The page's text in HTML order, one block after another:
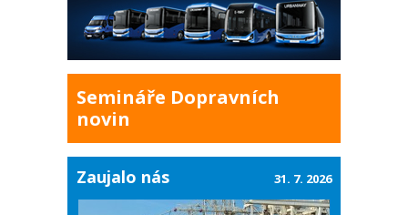
Semináře Dopravních
novin
Zaujalo nás 31. 7. 2026